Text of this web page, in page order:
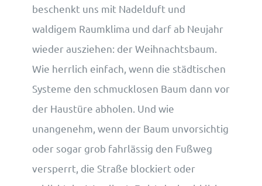
beschenkt uns mit Nadelduft und
waldigem Raumklima und darf ab Neujahr
wieder ausziehen: der Weihnachtsbaum.
Wie herrlich einfach, wenn die städtischen
Systeme den schmucklosen Baum dann vor
der Haustüre abholen. Und wie
unangenehm, wenn der Baum unvorsichtig
oder sogar grob fahrlässig den Fußweg
versperrt, die Straße blockiert oder